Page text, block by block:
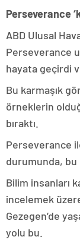
Perseverance
ABD Ulusal
Perseverance
hayata geçirdi
Bu karmaşık
örneklerin
bıraktı.
Perseverance
durumunda, bu
Bilim insanları
incelemek
Gezegen’de
yolu bu.